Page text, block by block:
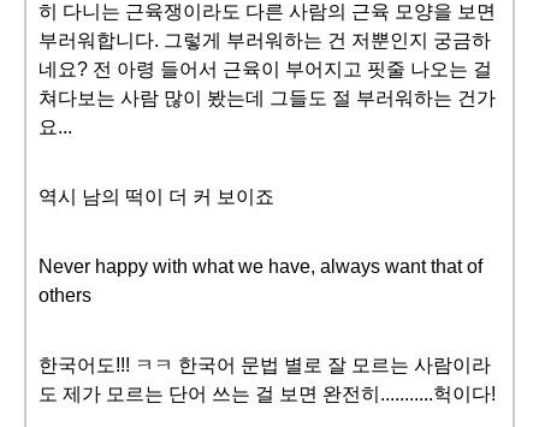
히 다니는 근육쟁이라도 다른 사람의 근육 모양을 보면
부러워합니다. 그렇게 부러워하는 건 저뿐인지 궁금하
네요? 전 아령 들어서 근육이 부어지고 핏줄 나오는 걸
쳐다보는 사람 많이 봤는데 그들도 절 부러워하는 건가
요...
역시 남의 떡이 더 커 보이죠
Never happy with what we have, always want that of
others
한국어도!!! ㅋㅋ 한국어 문법 별로 잘 모르는 사람이라
도 제가 모르는 단어 쓰는 걸 보면 완전히...........헉이다!